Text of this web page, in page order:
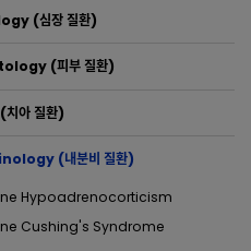
(심장 질환)
(피부 질환)
아 질환)
(내분비 질환)
Hypoadrenocorticism
Cushing's Syndrome